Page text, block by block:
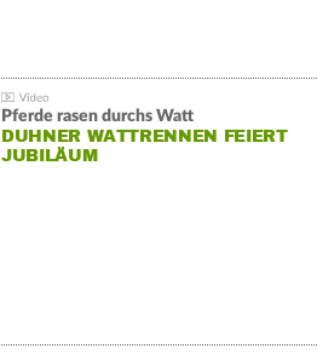
Pferde rasen durchs Watt
DUHNER WATTRENNEN FEIERT
JUBILÄUM